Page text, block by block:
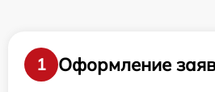
1
Оформление